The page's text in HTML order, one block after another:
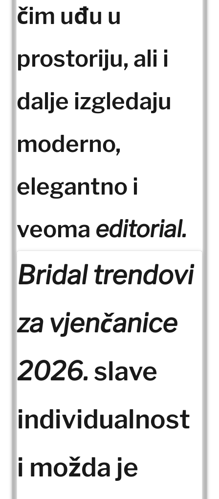
čim uđu u
prostoriju, ali i
dalje izgledaju
moderno,
elegantno i
veoma editorial.
Bridal trendovi
za vjenčanice
2026. slave
individualnost
i možda je